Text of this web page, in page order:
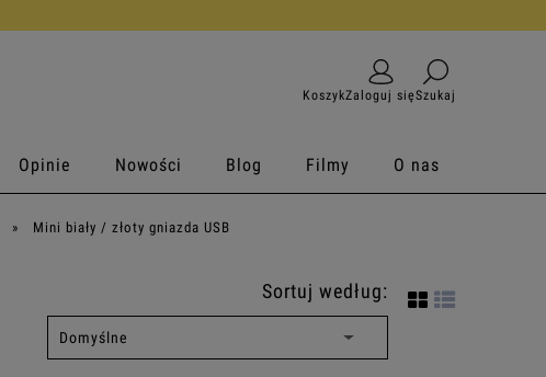
KoszykZaloguj sięSzukaj
Opinie Nowości Blog Filmy O nas
» Mini biały / złoty gniazda USB
Sortuj według: